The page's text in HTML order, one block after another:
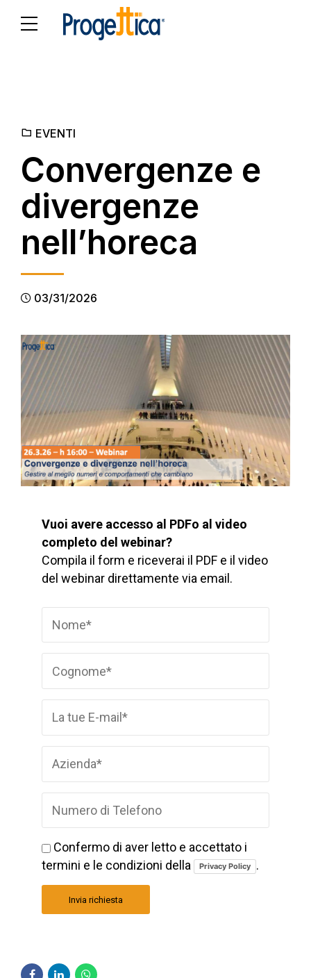
EVENTI
Convergenze e
divergenze
nell’horeca
03/31/2026
Vuoi avere accesso al PDFo al video
completo del webinar?
Compila il form e riceverai il PDF e il video
del webinar direttamente via email.
Confermo di aver letto e accettato i
termini e le condizioni della
Privacy Policy .